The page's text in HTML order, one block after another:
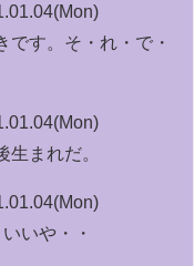
です。そ・れ・で・
まれだ。
いや・・